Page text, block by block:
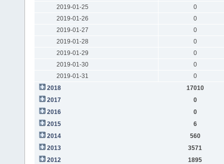
2019-01-25
0
2019-01-26
0
2019-01-27
0
2019-01-28
0
2019-01-29
0
2019-01-30
0
2019-01-31
0
2018
17010
2017
0
2016
0
2015
6
2014
560
2013
3571
2012
1895